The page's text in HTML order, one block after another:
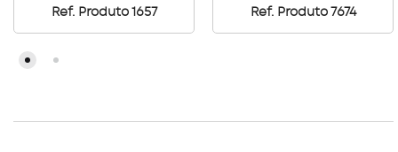
Ref. Produto 1657 Ref. Produto 7674